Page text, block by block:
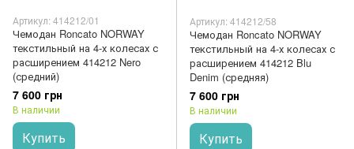
Артикул: 414212/01
Чемодан Roncato NORWAY
текстильный на 4-х колесах с
расширением 414212 Nero
(средний)
7 600 грн
В наличии
Купить
Артикул: 414212/58
Чемодан Roncato NORWAY
текстильный на 4-х колесах с
расширением 414212 Blu
Denim (средняя)
7 600 грн
В наличии
Купить